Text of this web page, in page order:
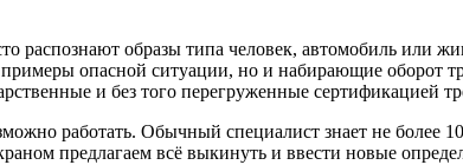
распознают образы типа человек, автомобиль или
примеры опасной ситуации, но и набирающие оборот
и без того перегруженные сертификацией
работать. Обычный специалист знает не более
предлагаем всё выкинуть и ввести новые